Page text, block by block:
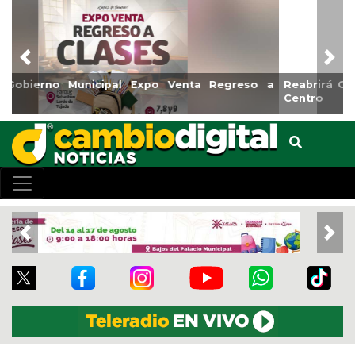
Reabrirá Coatzacoalcos la Alberca Semiolímpica Zona
Centro
Previous
Previous